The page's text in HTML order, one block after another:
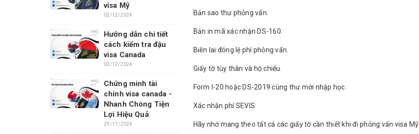
Bản sao thư phỏng vấn.
Bản in mã xác nhận DS-160.
Biên lai đóng lệ phí phỏng vấn.
Giấy tờ tùy thân và hộ chiếu.
Form I-20 hoặc DS-2019 cùng thư mời nhập học.
Xác nhận phí SEVIS.
Hãy nhớ mang theo tất cả các giấy tờ cần thiết khi đi phỏng vấn visa Mỹ.
visa Mỹ
02/12/2024
Hướng dẫn chi tiết
cách kiểm tra đậu
visa Canada
02/12/2024
Chứng minh tài
chính visa canada -
Nhanh Chóng Tiện
Lợi Hiệu Quả
29/11/2024